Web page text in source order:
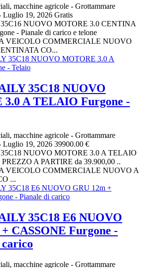
macchine agricole - Grottammare
Luglio 19, 2026 Gratis
NUOVO MOTORE 3.0 CENTINA
- Pianale di carico e telone
VEICOLO COMMERCIALE NUOVO
CO...
35C18 NUOVO
3.0 A TELAIO Furgone -
macchine agricole - Grottammare
Luglio 19, 2026 39900.00 €
NUOVO MOTORE 3.0 A TELAIO
PREZZO A PARTIRE da 39.900,00 ..
VEICOLO COMMERCIALE NUOVO A
...
35C18 E6 NUOVO
CASSONE Furgone -
macchine agricole - Grottammare